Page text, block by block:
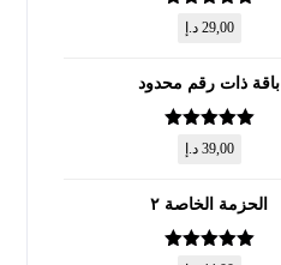
تم التقييم
من 5
29,00 د.إ
باقة ذات رقم محدود
تم التقييم
من 5
39,00 د.إ
الحزمة الخاصة ٢